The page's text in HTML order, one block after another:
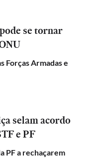
se tornar
Forças Armadas e
selam acordo
e PF
PF a rechaçarem